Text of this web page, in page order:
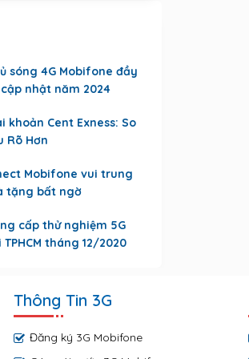
sóng 4G Mobifone đầy
nhật năm 2024
khoản Cent Exness: So
Rõ Hơn
Mobifone vui trung
tặng bất ngờ
cấp thử nghiệm 5G
tháng 12/2020
Thông Tin 3G
Đăng ký 3G Mobifone